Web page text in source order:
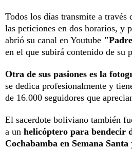
Todos los días transmite a través
las peticiones en dos horarios, y
abrió su canal en Youtube
en el que subirá contenido de su
Otra de sus pasiones es la
se dedica profesionalmente y
de 16.000 seguidores que
El sacerdote boliviano también
a un helicóptero para bendecir
Cochabamba en Semana Santa